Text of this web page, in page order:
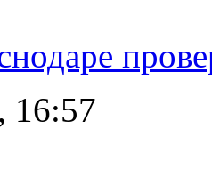
16:57